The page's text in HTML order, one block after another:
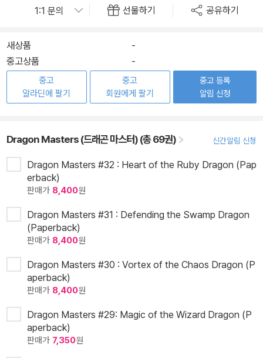
선물하기 공유하기
새상품
-
중고상품
-
중고
알라딘에 팔기
중고
회원에게 팔기
중고 등록
알림 신청
Dragon Masters (드래곤 마스터) (총 69권) 신간알림 신청
Dragon Masters #32 : Heart of the Ruby Dragon (Pap
erback)
판매가 8,400원
Dragon Masters #31 : Defending the Swamp Dragon
(Paperback)
판매가 8,400원
Dragon Masters #30 : Vortex of the Chaos Dragon (P
aperback)
판매가 8,400원
Dragon Masters #29: Magic of the Wizard Dragon (P
aperback)
판매가 7,350원